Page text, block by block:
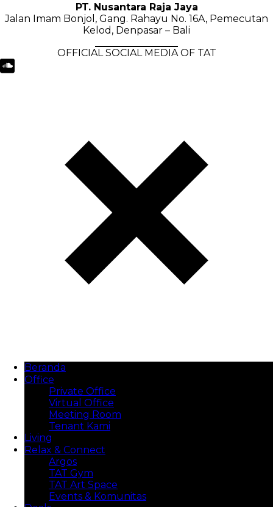
PT. Nusantara Raja Jaya
Jalan Imam Bonjol, Gang. Rahayu No. 16A, Pemecutan
Kelod, Denpasar – Bali
OFFICIAL SOCIAL MEDIA OF TAT
Beranda
Office
Private Office
Virtual Office
Meeting Room
Tenant Kami
Living
Relax & Connect
Argos
TAT Gym
TAT Art Space
Events & Komunitas